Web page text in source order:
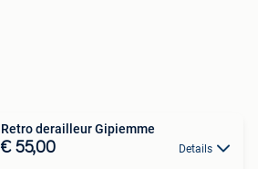
Retro derailleur Gipiemme
€ 55,00 Details